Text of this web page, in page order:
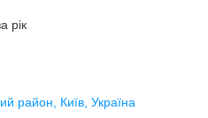
рік
район, Київ, Україна